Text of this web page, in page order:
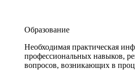
Образование
Необходимая практическая
профессиональных навыков,
вопросов, возникающих в